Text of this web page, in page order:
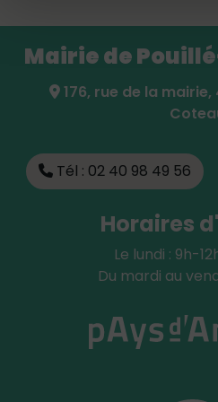
Mairie de
176, rue de la
Tél : 02 40 98 49 56
Horaires
Le lundi : 9h-
Du mardi au